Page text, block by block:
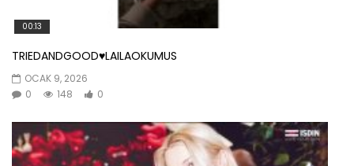
00:13
TRIEDANDGOOD♥️LAILAOKUMUS
OCAK 9, 2026
0
148 0